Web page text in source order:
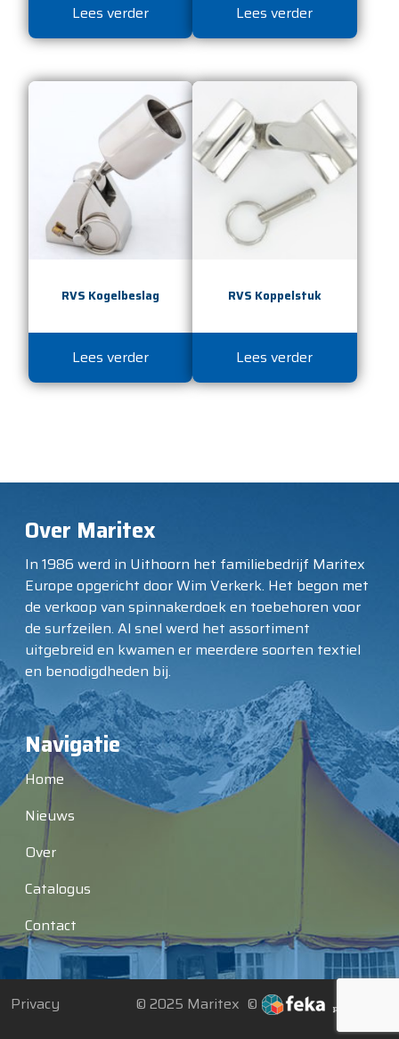
Lees verder Lees verder
RVS Kogelbeslag
Lees verder
RVS Koppelstuk
Lees verder
Over Maritex
In 1986 werd in Uithoorn het familiebedrijf Maritex
Europe opgericht door Wim Verkerk. Het begon met
de verkoop van spinnakerdoek en toebehoren voor
de surfzeilen. Al snel werd het assortiment
uitgebreid en kwamen er meerdere soorten textiel
en benodigdheden bij.
Navigatie
Home
Nieuws
Over
Catalogus
Contact
Privacy © 2025 Maritex ©